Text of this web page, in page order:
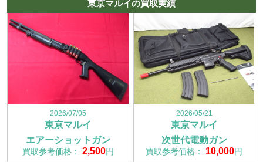
東京マルイの買取実績
2026/07/05
東京マルイ
エアーショットガン
買取参考価格： 2,500円
2026/05/21
東京マルイ
次世代電動ガン
買取参考価格： 10,000円